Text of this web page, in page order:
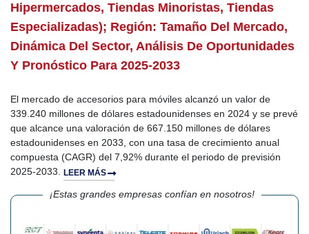
Hipermercados, Tiendas Minoristas, Tiendas
Especializadas); Región: Tamaño Del Mercado,
Dinámica Del Sector, Análisis De Oportunidades
Y Pronóstico Para 2025-2033
El mercado de accesorios para móviles alcanzó un valor de
339.240 millones de dólares estadounidenses en 2024 y se prevé
que alcance una valoración de 667.150 millones de dólares
estadounidenses en 2033, con una tasa de crecimiento anual
compuesta (CAGR) del 7,92% durante el periodo de previsión
2025-2033. LEER MÁS
¡Estas grandes empresas confían en nosotros!